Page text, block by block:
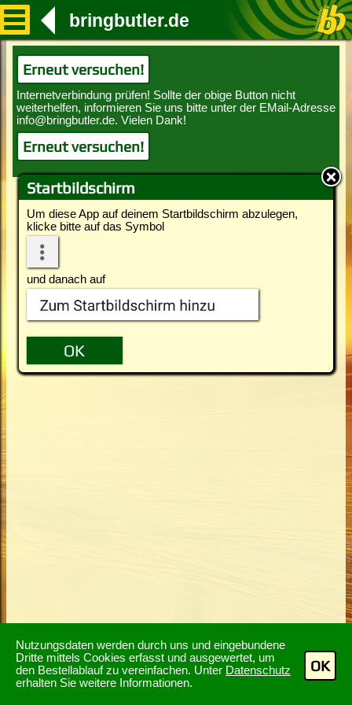
Nutzungsdaten werden durch uns und eingebundene
Dritte mittels Cookies erfasst und ausgewertet, um
den Bestellablauf zu vereinfachen. Unter Datenschutz
erhalten Sie weitere Informationen.
OK
Startbildschirm
Um diese App auf deinem Startbildschirm abzulegen,
klicke bitte auf das Symbol
und danach auf
bringbutler.de
Erneut versuchen!
Erneut versuchen!